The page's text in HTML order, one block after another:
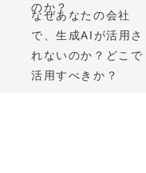
のか？
なぜあなたの会社
で、生成AIが活用さ
れないのか？どこで
活用すべきか？